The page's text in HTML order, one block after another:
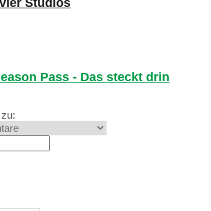
Studios
Pass - Das steckt drin